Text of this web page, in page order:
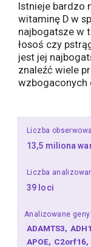
Istnieje bardzo
witaminę D w
najbogatsze w
łosoś czy
jest jej
znaleźć wiele
wzbogaconych
Liczba
13,5 miliona
Liczba
39 loci
Analizowane geny
ADAMTS3
APOE C2orf16